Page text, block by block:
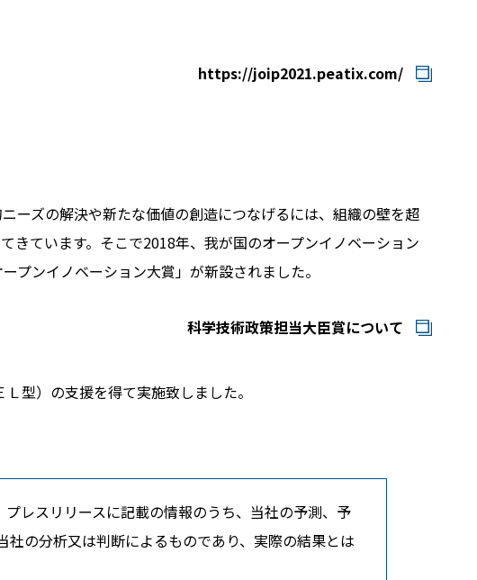
https://joip2021.peatix.com/
ーズの解決や新たな価値の創造につなげるには、組織の壁を超
きています。そこで2018年、我が国のオープンイノベーション
プンイノベーション大賞」が新設されました。
科学技術政策担当大臣賞について
型）の支援を得て実施致しました。
レスリリースに記載の情報のうち、当社の予測、予
の分析又は判断によるものであり、実際の結果とは